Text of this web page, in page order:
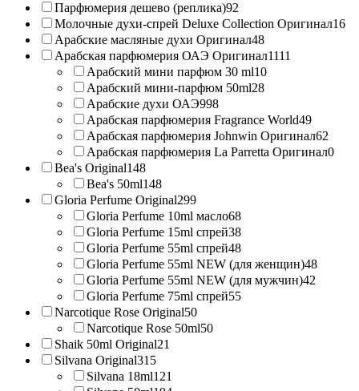
Парфюмерия дешево (реплика)92
Молочные духи-спрей Deluxe Collection Оригинал16
Арабские масляные духи Оригинал48
Арабская парфюмерия ОАЭ Оригинал1111
Арабский мини парфюм 30 ml10
Арабский мини-парфюм 50ml28
Арабские духи ОАЭ998
Арабская парфюмерия Fragrance World49
Арабская парфюмерия Johnwin Оригинал62
Арабская парфюмерия La Parretta Оригинал0
Bea's Original148
Bea's 50ml148
Gloria Perfume Original299
Gloria Perfume 10ml масло68
Gloria Perfume 15ml спрей38
Gloria Perfume 55ml спрей48
Gloria Perfume 55ml NEW (для женщин)48
Gloria Perfume 55ml NEW (для мужчин)42
Gloria Perfume 75ml спрей55
Narcotique Rose Original50
Narcotique Rose 50ml50
Shaik 50ml Original21
Silvana Original315
Silvana 18ml121